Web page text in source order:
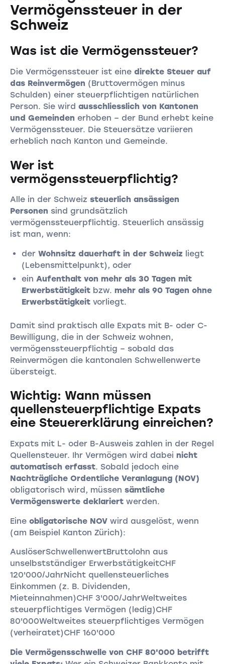
Vermögenssteuer in der
Schweiz
Was ist die Vermögenssteuer?
Die Vermögenssteuer ist eine direkte Steuer auf
das Reinvermögen (Bruttovermögen minus
Schulden) einer steuerpflichtigen natürlichen
Person. Sie wird ausschliesslich von Kantonen
und Gemeinden erhoben – der Bund erhebt keine
Vermögenssteuer. Die Steuersätze variieren
erheblich nach Kanton und Gemeinde.
Wer ist
vermögenssteuerpflichtig?
Alle in der Schweiz steuerlich ansässigen
Personen sind grundsätzlich
vermögenssteuerpflichtig. Steuerlich ansässig
ist man, wenn:
derWohnsitz dauerhaft in der Schweiz liegt
(Lebensmittelpunkt), oder
einAufenthalt von mehr als 30 Tagen mit
Erwerbstätigkeit bzw.mehr als 90 Tagen ohne
Erwerbstätigkeit vorliegt.
Damit sind praktisch alle Expats mit B- oder C-
Bewilligung, die in der Schweiz wohnen,
vermögenssteuerpflichtig – sobald das
Reinvermögen die kantonalen Schwellenwerte
übersteigt.
Wichtig: Wann müssen
quellensteuerpflichtige Expats
eine Steuererklärung einreichen?
Expats mit L- oder B-Ausweis zahlen in der Regel
Quellensteuer. Ihr Vermögen wird dabei nicht
automatisch erfasst. Sobald jedoch eine
Nachträgliche Ordentliche Veranlagung (NOV)
obligatorisch wird, müssen sämtliche
Vermögenswerte deklariertwerden.
Eine obligatorische NOVwird ausgelöst, wenn
(am Beispiel Kanton Zürich):
AuslöserSchwellenwertBruttolohn aus
unselbstständiger ErwerbstätigkeitCHF
120'000/JahrNicht quellensteuerliches
Einkommen (z. B. Dividenden,
Mieteinnahmen)CHF 3'000/JahrWeltweites
steuerpflichtiges Vermögen (ledig)CHF
80'000Weltweites steuerpflichtiges Vermögen
(verheiratet)CHF 160'000
Die Vermögensschwelle von CHF 80'000 betrifft